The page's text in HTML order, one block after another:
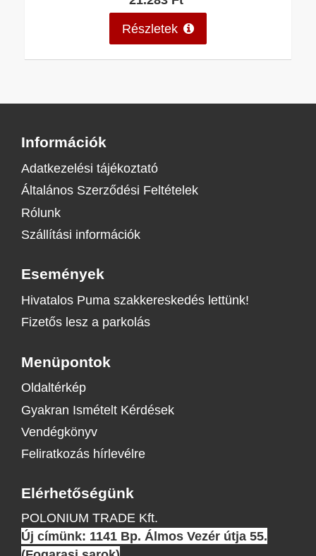
Részletek
Információk
Adatkezelési tájékoztató
Általános Szerződési Feltételek
Rólunk
Szállítási információk
Események
Hivatalos Puma szakkereskedés lettünk!
Fizetős lesz a parkolás
Menüpontok
Oldaltérkép
Gyakran Ismételt Kérdések
Vendégkönyv
Feliratkozás hírlevélre
Elérhetőségünk
POLONIUM TRADE Kft.
Új címünk: 1141 Bp. Álmos Vezér útja 55.